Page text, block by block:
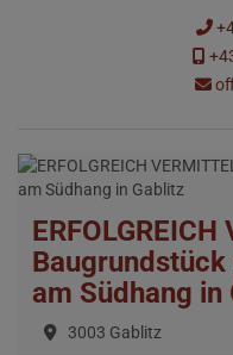
ERFOLGREICH
am Südhang in
3003 Gablitz